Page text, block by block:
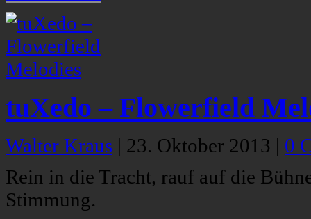
tuXedo – Flowerfield
Walter Kraus | 23. Oktober 2013 | 0
Rein in die Tracht, rauf auf die
Stimmung.